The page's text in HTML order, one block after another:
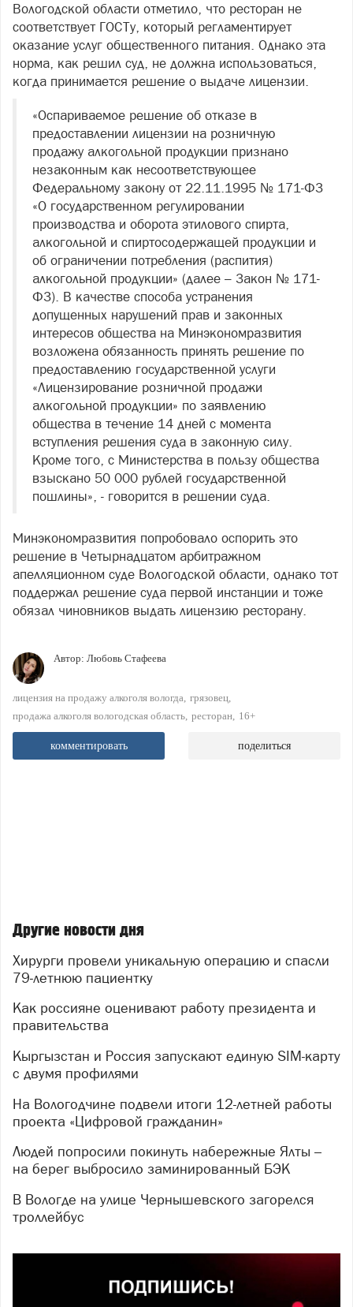
Вологодской области отметило, что ресторан не
соответствует ГОСТу, который регламентирует
оказание услуг общественного питания. Однако эта
норма, как решил суд, не должна использоваться,
когда принимается решение о выдаче лицензии.
«Оспариваемое решение об отказе в
предоставлении лицензии на розничную
продажу алкогольной продукции признано
незаконным как несоответствующее
Федеральному закону от 22.11.1995 № 171-ФЗ
«О государственном регулировании
производства и оборота этилового спирта,
алкогольной и спиртосодержащей продукции и
об ограничении потребления (распития)
алкогольной продукции» (далее – Закон № 171-
ФЗ). В качестве способа устранения
допущенных нарушений прав и законных
интересов общества на Минэкономразвития
возложена обязанность принять решение по
предоставлению государственной услуги
«Лицензирование розничной продажи
алкогольной продукции» по заявлению
общества в течение 14 дней с момента
вступления решения суда в законную силу.
Кроме того, с Министерства в пользу общества
взыскано 50 000 рублей государственной
пошлины», - говорится в решении суда.
Минэкономразвития попробовало оспорить это
решение в Четырнадцатом арбитражном
апелляционном суде Вологодской области, однако тот
поддержал решение суда первой инстанции и тоже
обязал чиновников выдать лицензию ресторану.
Автор: Любовь Стафеева
лицензия на продажу алкоголя вологда грязовец
продажа алкоголя вологодская область ресторан 16+
комментировать поделиться
Другие новости дня
Хирурги провели уникальную операцию и спасли
79‑летнюю пациентку
Как россияне оценивают работу президента и
правительства
Кыргызстан и Россия запускают единую SIM-карту
с двумя профилями
На Вологодчине подвели итоги 12-летней работы
проекта «Цифровой гражданин»
Людей попросили покинуть набережные Ялты –
на берег выбросило заминированный БЭК
В Вологде на улице Чернышевского загорелся
троллейбус